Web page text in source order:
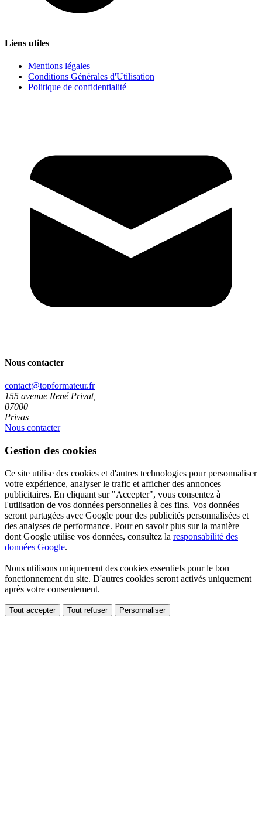
Liens utiles
Mentions légales
Conditions Générales d'Utilisation
Politique de confidentialité
Nous contacter
contact@topformateur.fr
155 avenue René Privat,
07000
Privas
Nous contacter
Gestion des cookies
Ce site utilise des cookies et d'autres technologies pour personnaliser
votre expérience, analyser le trafic et afficher des annonces
publicitaires. En cliquant sur "Accepter", vous consentez à
l'utilisation de vos données personnelles à ces fins. Vos données
seront partagées avec Google pour des publicités personnalisées et
des analyses de performance. Pour en savoir plus sur la manière
dont Google utilise vos données, consultez la responsabilité des
données Google.
Nous utilisons uniquement des cookies essentiels pour le bon
fonctionnement du site. D'autres cookies seront activés uniquement
après votre consentement.
Tout accepter Tout refuser Personnaliser